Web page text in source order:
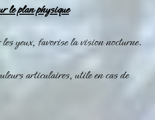
le plan physique
yeux, favorise la vision nocturne.
articulaires, utile en cas de